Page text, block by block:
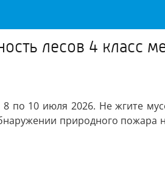
лесов 4 класс
по 10 июля 2026. Не жгите
природного